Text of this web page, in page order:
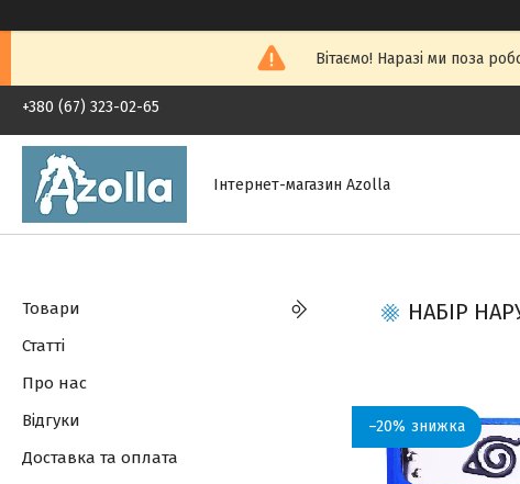
Вітаємо! Наразі ми поза
+380 (67) 323-02-65
Інтернет-магазин Azolla
НАБІР
–20%
Товари
Статті
Про нас
Відгуки
Доставка та оплата